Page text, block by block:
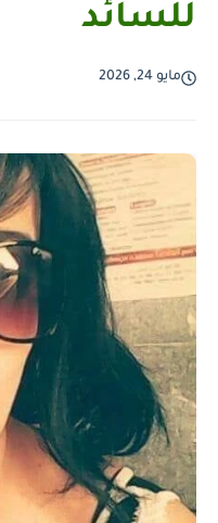
للسائد
مايو 24, 2026